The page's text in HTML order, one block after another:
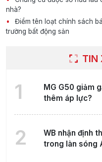
nhà?
Điểm tên loạt chính sách
trường bất động sản
TIN
1
MG G50 giảm
thêm áp lực?
2
WB nhận định
trong làn sóng